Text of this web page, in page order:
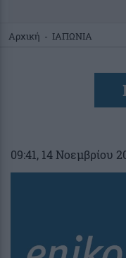
Αρχική - ΙΑΠΩΝΙΑ
09:41, 14 Νοεμβρίου